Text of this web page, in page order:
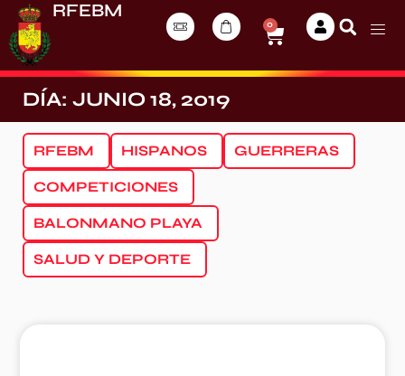
RFEBM
0
DÍA: JUNIO 18, 2019
RFEBM HISPANOS GUERRERAS
COMPETICIONES
BALONMANO PLAYA
SALUD Y DEPORTE